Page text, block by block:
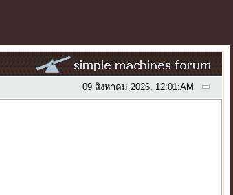
09 สิงหาคม 2026, 12:01:AM